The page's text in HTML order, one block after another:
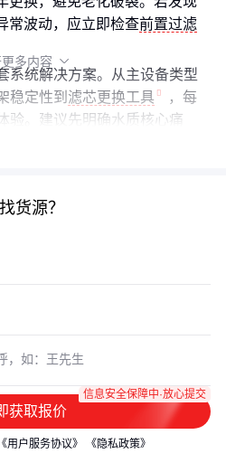
常波动，应立即检查前置过滤
系统解决方案。从主设备类型
稳定性到 滤芯更换工具
，每
验。建议先明确水质核心痛
多内容 
货源？
获取报价
信息安全保障中·放心提交
《用户服务协议》 《隐私政策》